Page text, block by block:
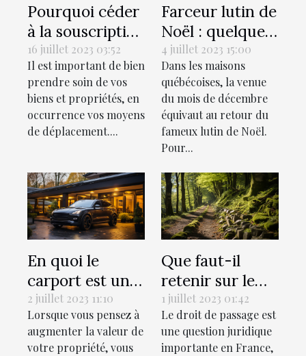
Pourquoi céder
à la souscription
d’une assurance
auto ?
16 juillet 2023 03:52
Il est important de bien
prendre soin de vos
biens et propriétés, en
occurrence vos moyens
de déplacement....
Farceur lutin de
Noël : quelques
idées de tours à
réaliser chez soi
4 juillet 2023 15:00
Dans les maisons
québécoises, la venue
du mois de décembre
équivaut au retour du
fameux lutin de Noël.
Pour...
En quoi le
carport est une
valeur ajoutée à
votre propriété
?
2 juillet 2023 11:10
Lorsque vous pensez à
augmenter la valeur de
votre propriété, vous
Que faut-il
retenir sur le
droit de passage
selon le droit
français?
1 juillet 2023 01:42
Le droit de passage est
une question juridique
importante en France,